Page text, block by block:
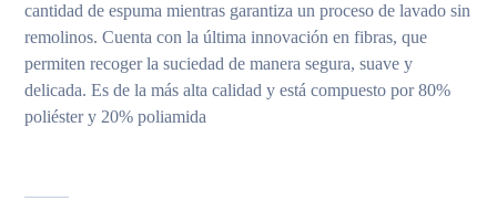
cantidad de espuma mientras garantiza un proceso de lavado sin
remolinos. Cuenta con la última innovación en fibras, que
permiten recoger la suciedad de manera segura, suave y
delicada. Es de la más alta calidad y está compuesto por 80%
poliéster y 20% poliamida